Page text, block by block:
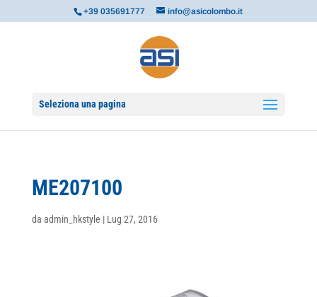
+39 035691777 info@asicolombo.it
Seleziona una pagina
ME207100
da admin_hkstyle | Lug 27, 2016